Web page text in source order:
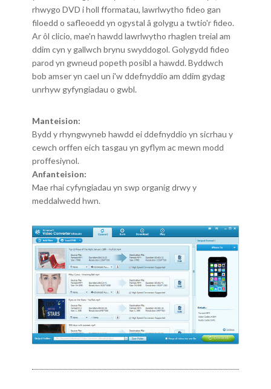
rhwygo DVD i holl fformatau, lawrlwytho fideo gan
filoedd o safleoedd yn ogystal â golygu a twtio'r fideo.
Ar ôl clicio, mae'n hawdd lawrlwytho rhaglen treial am
ddim cyn y gallwch brynu swyddogol. Golygydd fideo
parod yn gwneud popeth posibl a hawdd. Byddwch
bob amser yn cael un i'w ddefnyddio am ddim gydag
unrhyw gyfyngiadau o gwbl.
Manteision:
Bydd y rhyngwyneb hawdd ei ddefnyddio yn sicrhau y
cewch orffen eich tasgau yn gyflym ac mewn modd
proffesiynol.
Anfanteision:
Mae rhai cyfyngiadau yn swp organig drwy y
meddalwedd hwn.